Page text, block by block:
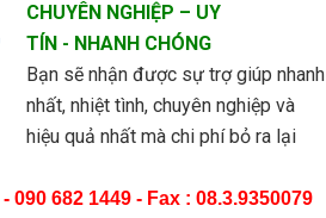
CHUYÊN NGHIỆP – UY
TÍN - NHANH CHÓNG
Bạn sẽ nhận được sự trợ giúp nhanh
nhất, nhiệt tình, chuyên nghiệp và
hiệu quả nhất mà chi phí bỏ ra lại
- 090 682 1449 - Fax : 08.3.9350079